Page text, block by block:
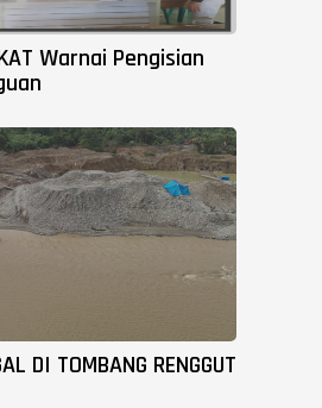
Warnai Pengisian
DI TOMBANG RENGGUT